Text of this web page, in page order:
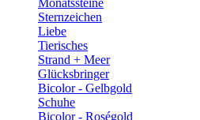
Monatssteine
Sternzeichen
Liebe
Tierisches
Strand + Meer
Glücksbringer
Bicolor - Gelbgold
Schuhe
Bicolor - Roségold